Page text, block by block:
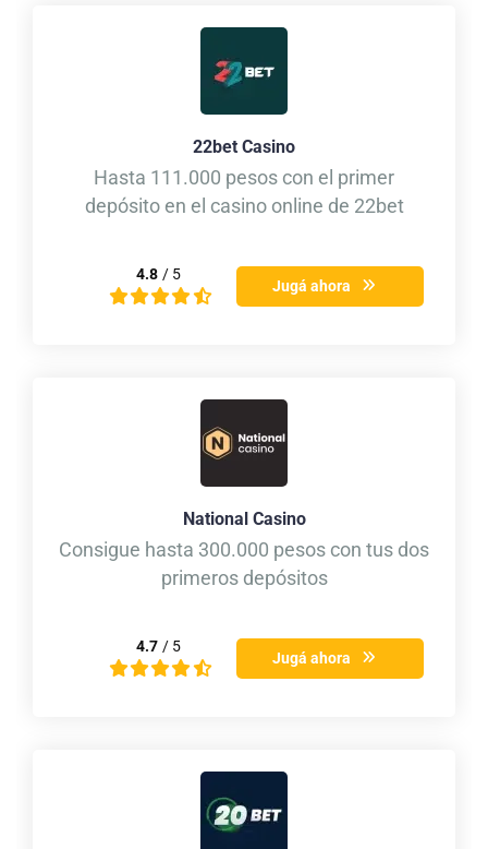
22bet Casino
Hasta 111.000 pesos con el primer
depósito en el casino online de 22bet
4.8 / 5
Jugá ahora
National Casino
Consigue hasta 300.000 pesos con tus dos
primeros depósitos
4.7 / 5
Jugá ahora